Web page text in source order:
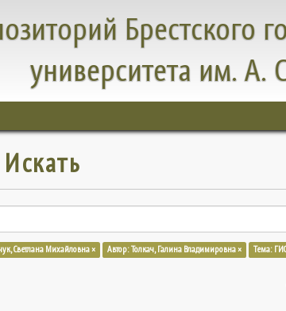
Брестского
университета им. А.
Искать
Светлана Михайловна × Автор: Толкач, Галина Владимировна ×
Тема: